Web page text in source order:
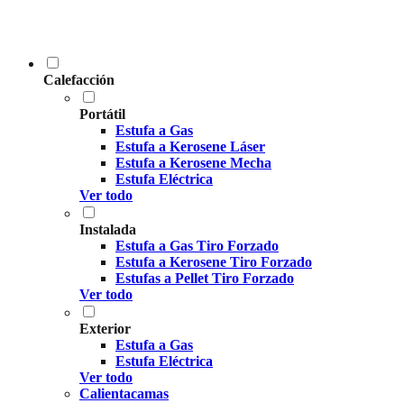
Calefacción
Portátil
Estufa a Gas
Estufa a Kerosene Láser
Estufa a Kerosene Mecha
Estufa Eléctrica
Ver todo
Instalada
Estufa a Gas Tiro Forzado
Estufa a Kerosene Tiro Forzado
Estufas a Pellet Tiro Forzado
Ver todo
Exterior
Estufa a Gas
Estufa Eléctrica
Ver todo
Calientacamas